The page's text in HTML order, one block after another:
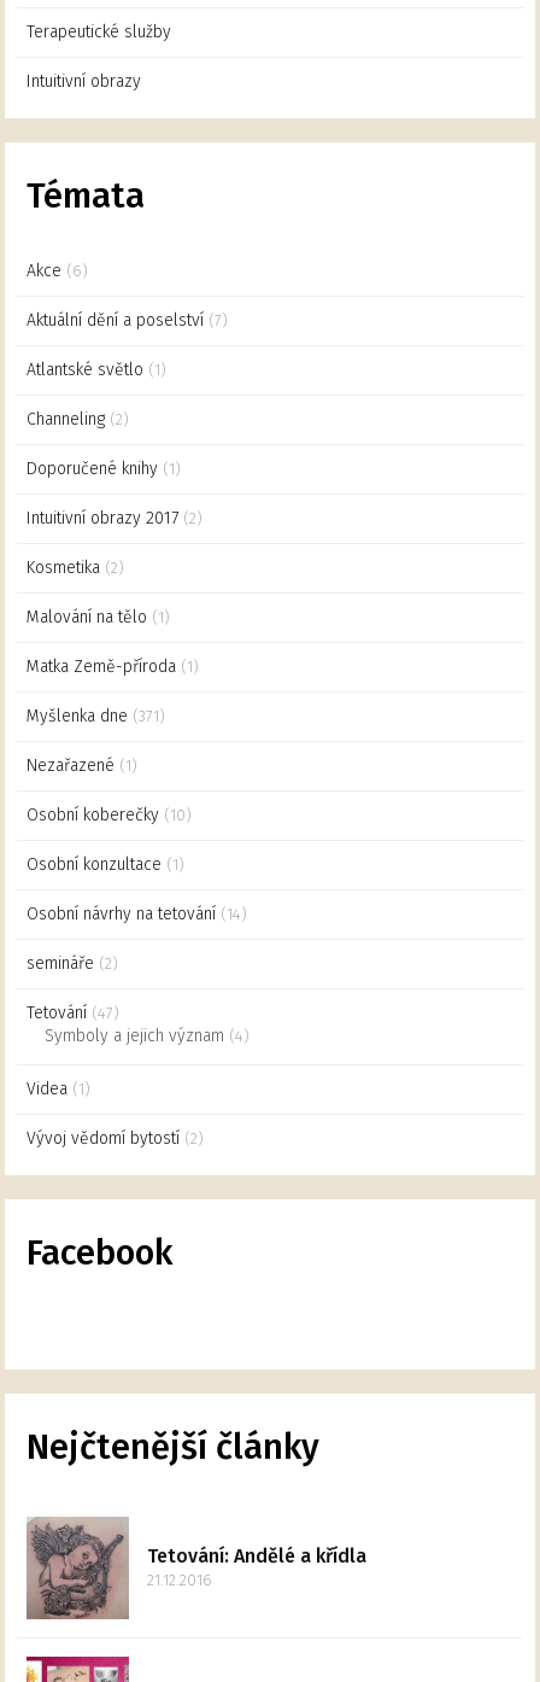
Terapeutické služby
Intuitivní obrazy
Témata
Akce (6)
Aktuální dění a poselství (7)
Atlantské světlo (1)
Channeling (2)
Doporučené knihy (1)
Intuitivní obrazy 2017 (2)
Kosmetika (2)
Malování na tělo (1)
Matka Země-příroda (1)
Myšlenka dne (371)
Nezařazené (1)
Osobní koberečky (10)
Osobní konzultace (1)
Osobní návrhy na tetování (14)
semináře (2)
Tetování (47)
Symboly a jejich význam (4)
Videa (1)
Vývoj vědomí bytostí (2)
Facebook
Nejčtenější články
Tetování: Andělé a křídla
21.12.2016